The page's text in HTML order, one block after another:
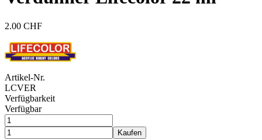
2.00 CHF
Artikel-Nr.
LCVER
Verfügbarkeit
Verfügbar